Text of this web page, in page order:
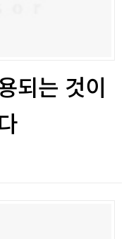
되는 것이